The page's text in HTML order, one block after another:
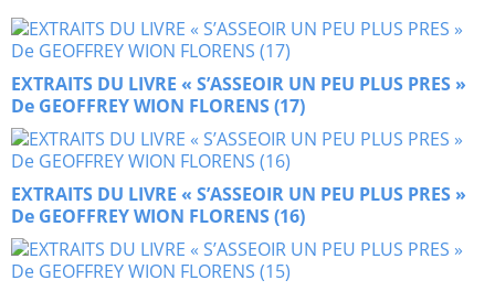
EXTRAITS DU LIVRE « S’ASSEOIR UN PEU PLUS PRES »
De GEOFFREY WION FLORENS (17)
EXTRAITS DU LIVRE « S’ASSEOIR UN PEU PLUS PRES »
De GEOFFREY WION FLORENS (16)